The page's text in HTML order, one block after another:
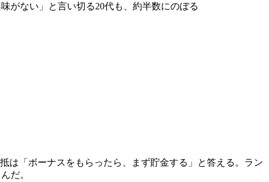
がない」と言い切る20代も、約半数にのぼる
は「ボーナスをもらったら、まず貯金する」と答える。ラン
だ。